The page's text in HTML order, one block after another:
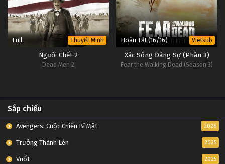
Full Thuyết Minh
Người Chết 2
Dead Men 2
Hoàn Tất (16/16) Vietsub
Xác Sống Đáng Sợ (Phần 3)
Fear the Walking Dead (Season 3)
Sắp chiếu
Avengers: Cuộc Chiến Bí Mật 2026
Trưởng Thành Lên 2025
Vuốt 2025